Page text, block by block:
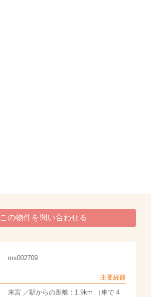
この物件を問い合わせる
ms002709
主要経路
来宮 ／駅からの距離：1.9km （車で 4